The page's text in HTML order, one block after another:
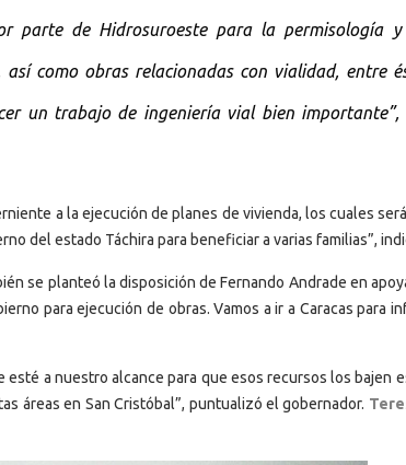
parte de Hidrosuroeste para la permisología
como obras relacionadas con vialidad, entre
un trabajo de ingeniería vial bien
a la ejecución de planes de vivienda, los cuales
del estado Táchira para beneficiar a varias familias”,
se planteó la disposición de Fernando Andrade en
para ejecución de obras. Vamos a ir a Caracas para
a nuestro alcance para que esos recursos los bajen
áreas en San Cristóbal”, puntualizó el gobernador.